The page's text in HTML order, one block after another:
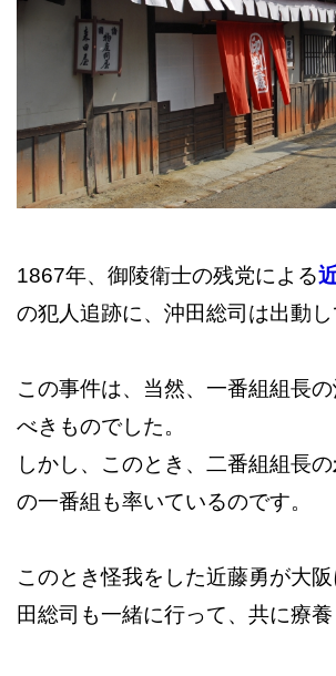
1867年、御陵衛士の残党による
の犯人追跡に、沖田総司は出動し
この事件は、当然、一番組組長
べきものでした。
しかし、このとき、二番組組長の
の一番組も率いているのです。
このとき怪我をした近藤勇が大
田総司も一緒に行って、共に療養